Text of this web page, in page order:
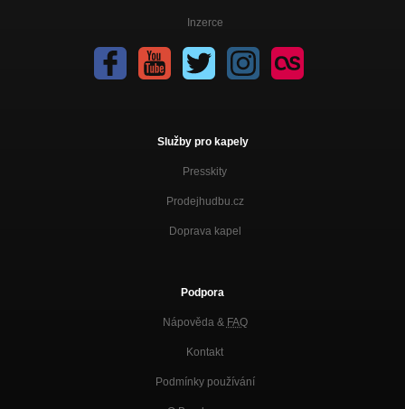
Inzerce
Služby pro kapely
Presskity
Prodejhudbu.cz
Doprava kapel
Podpora
Nápověda & FAQ
Kontakt
Podmínky používání